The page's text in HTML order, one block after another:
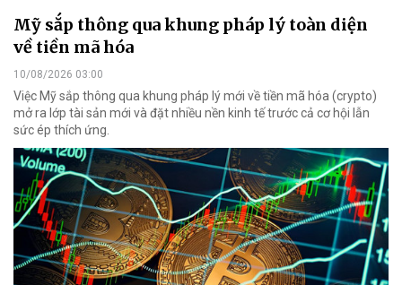
Mỹ sắp thông qua khung pháp lý toàn diện
về tiền mã hóa
10/08/2026 03:00
Việc Mỹ sắp thông qua khung pháp lý mới về tiền mã hóa (crypto)
mở ra lớp tài sản mới và đặt nhiều nền kinh tế trước cả cơ hội lẫn
sức ép thích ứng.